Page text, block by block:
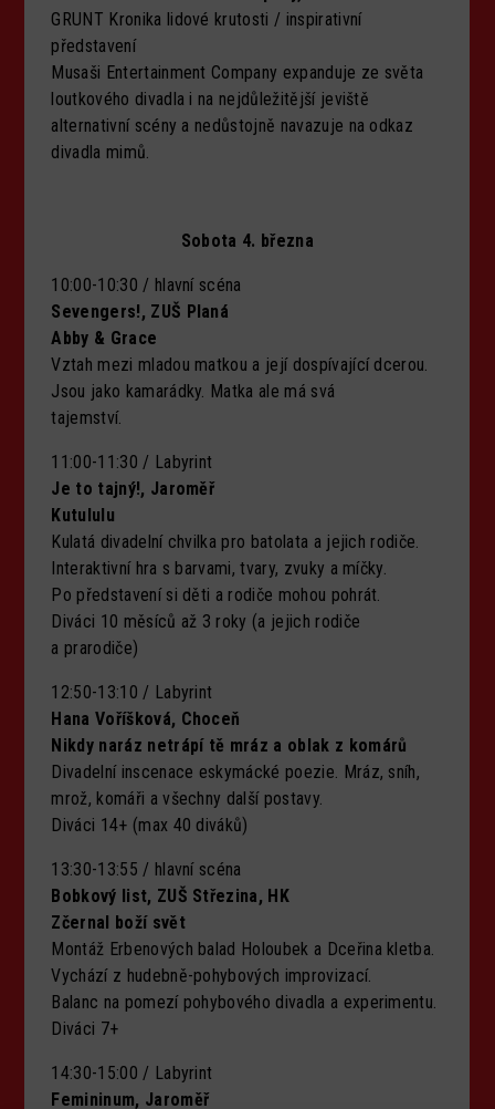
GRUNT Kronika lidové krutosti / inspirativní
představení
Musaši Entertainment Company expanduje ze světa
loutkového divadla i na nejdůležitější jeviště
alternativní scény a nedůstojně navazuje na odkaz
divadla mimů.
Sobota 4. března
10:00-10:30 / hlavní scéna
Sevengers!, ZUŠ Planá
Abby & Grace
Vztah mezi mladou matkou a její dospívající dcerou.
Jsou jako kamarádky. Matka ale má svá
tajemství.
11:00-11:30 / Labyrint
Je to tajný!, Jaroměř
Kutululu
Kulatá divadelní chvilka pro batolata a jejich rodiče.
Interaktivní hra s barvami, tvary, zvuky a míčky.
Po představení si děti a rodiče mohou pohrát.
Diváci 10 měsíců až 3 roky (a jejich rodiče
a prarodiče)
12:50-13:10 / Labyrint
Hana Voříšková, Choceň
Nikdy naráz netrápí tě mráz a oblak z komárů
Divadelní inscenace eskymácké poezie. Mráz, sníh,
mrož, komáři a všechny další postavy.
Diváci 14+ (max 40 diváků)
13:30-13:55 / hlavní scéna
Bobkový list, ZUŠ Střezina, HK
Zčernal boží svět
Montáž Erbenových balad Holoubek a Dceřina kletba.
Vychází z hudebně-pohybových improvizací.
Balanc na pomezí pohybového divadla a experimentu.
Diváci 7+
14:30-15:00 / Labyrint
Femininum, Jaroměř